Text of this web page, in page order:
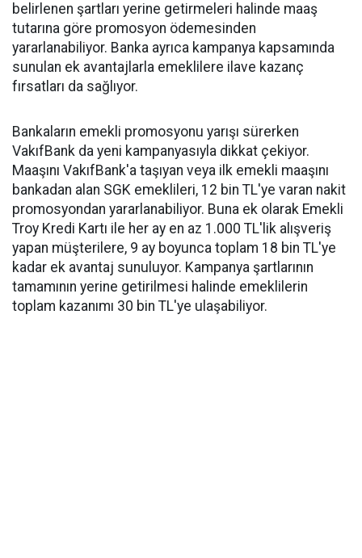
belirlenen şartları yerine getirmeleri halinde maaş
tutarına göre promosyon ödemesinden
yararlanabiliyor. Banka ayrıca kampanya kapsamında
sunulan ek avantajlarla emeklilere ilave kazanç
fırsatları da sağlıyor.
Bankaların emekli promosyonu yarışı sürerken
VakıfBank da yeni kampanyasıyla dikkat çekiyor.
Maaşını VakıfBank'a taşıyan veya ilk emekli maaşını
bankadan alan SGK emeklileri, 12 bin TL'ye varan nakit
promosyondan yararlanabiliyor. Buna ek olarak Emekli
Troy Kredi Kartı ile her ay en az 1.000 TL'lik alışveriş
yapan müşterilere, 9 ay boyunca toplam 18 bin TL'ye
kadar ek avantaj sunuluyor. Kampanya şartlarının
tamamının yerine getirilmesi halinde emeklilerin
toplam kazanımı 30 bin TL'ye ulaşabiliyor.